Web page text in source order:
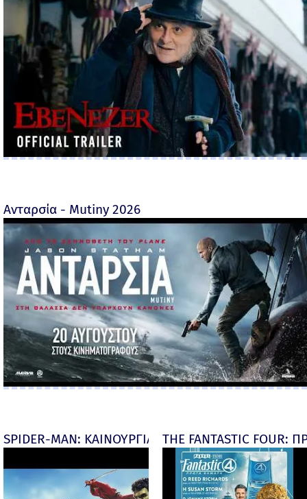
Ανταρσία - Mutiny 2026
SPIDER-MAN: ΚΑΙΝΟΥΡΓΙΑ ΜΕΡΑ (Spider-Man:
THE FANTASTIC